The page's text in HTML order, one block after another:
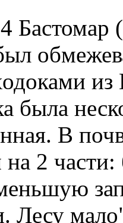
Бастомар
была
В
на 2
Лесу